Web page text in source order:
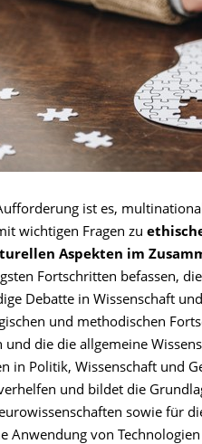
ist es,
wichtigen Fragen zu
Aspekten im
Fortschritten befassen,
Debatte in Wissenschaft
und methodischen
und die die allgemeine
in Politik, Wissenschaft und
und bildet die
sowie für
Anwendung von